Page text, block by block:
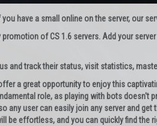
have a small online on the server, our
promotion of CS 1.6 servers. Add your
and track their status, visit statistics,
a great opportunity to enjoy this
role, as playing with bots
any user can easily join any server and
be effortless, and you can quickly find